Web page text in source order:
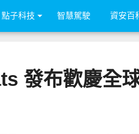
點子科技 智慧駕駛 資安百
發布歡慶全